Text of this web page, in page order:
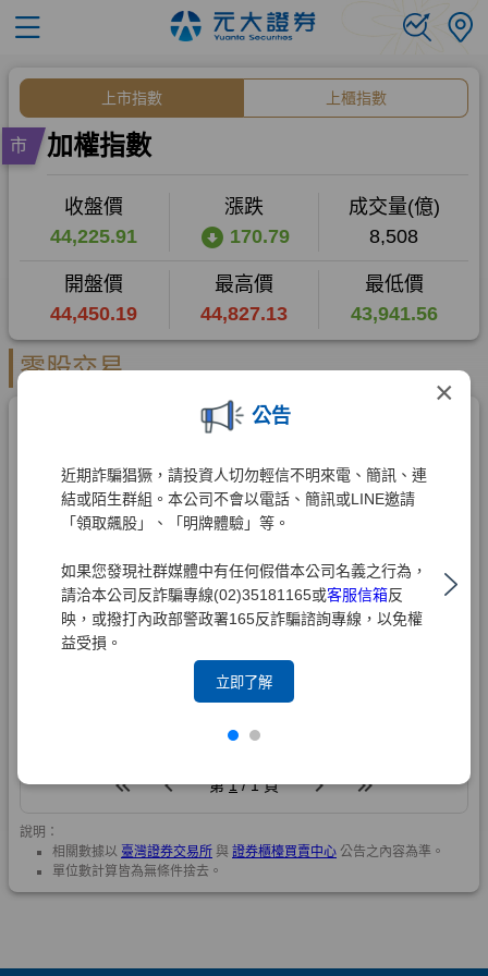
×
公告
近期詐騙猖獗，請投資人切勿輕信不明來電、簡訊、連
結或陌生群組。本公司不會以電話、簡訊或LINE邀請
「領取飆股」、「明牌體驗」等。
如果您發現社群媒體中有任何假借本公司名義之行為，
請洽本公司反詐騙專線(02)35181165或客服信箱反
映，或撥打內政部警政署165反詐騙諮詢專線，以免權
益受損。
立即了解